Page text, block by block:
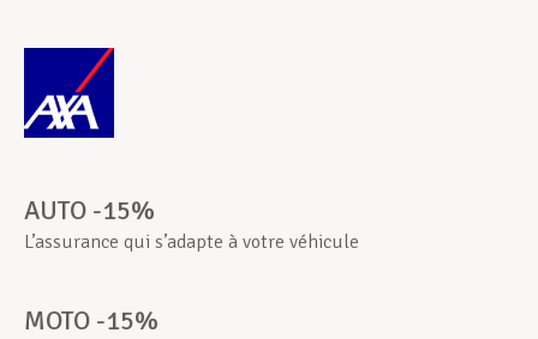
Assistance en vie privée
AUTO -15%
L’assurance qui s’adapte à votre véhicule
MOTO -15%